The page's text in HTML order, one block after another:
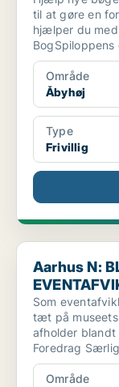
til at gøre en
hjælper du
Område
Åbyhøj
Type
Frivillig
Aarhus N: BLIV
Aarhus N:
Som
tæt på
afholder blandt
Foredrag
Område